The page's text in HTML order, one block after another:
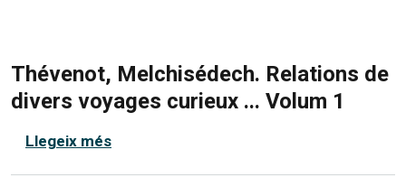
Thévenot, Melchisédech. Relations de
divers voyages curieux ... Volum 1
Llegeix méssobre Thévenot, Melchisédech.